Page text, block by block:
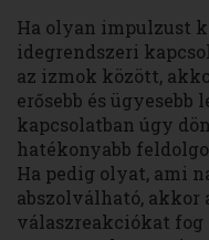
Ha olyan impulzust
idegrendszeri
az izmok között,
erősebb és
kapcsolatban úgy
hatékonyabb
Ha pedig olyat, ami
abszolválható, akkor
válaszreakciókat fog